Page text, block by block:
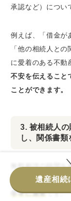
承認など）につい
例えば、「借金が
「他の相続人と
に愛着のある不動
不安を伝えること
ことができます。
3. 被相続人
し、関係書類
無料相談の時間
一覧をできる限
非常に重要です。
遺産相続